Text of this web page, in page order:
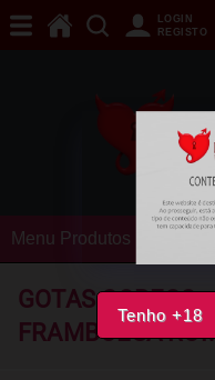
Tenho +18
LOGIN
REGISTO
Menu Produtos
GOTAS COBECO
FRAMBOESA